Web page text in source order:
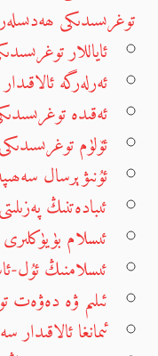
توغرىسىدىكى
ئاياللار
ئەرلەرگە
ئەقىدە
ئۆلۈم
ئۇنىۋېرسال
ئىبادەتنىڭ
ئىسلام
ئىسلامنىڭ ئۇل-
ئىلىم ۋە دەۋەت
ئىمانغا